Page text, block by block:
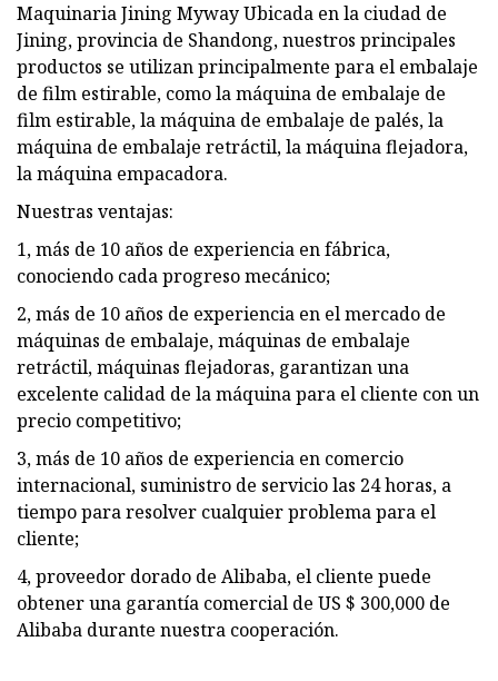
Maquinaria Jining Myway Ubicada en la ciudad de
Jining, provincia de Shandong, nuestros principales
productos se utilizan principalmente para el embalaje
de film estirable, como la máquina de embalaje de
film estirable, la máquina de embalaje de palés, la
máquina de embalaje retráctil, la máquina flejadora,
la máquina empacadora.
Nuestras ventajas:
1, más de 10 años de experiencia en fábrica,
conociendo cada progreso mecánico;
2, más de 10 años de experiencia en el mercado de
máquinas de embalaje, máquinas de embalaje
retráctil, máquinas flejadoras, garantizan una
excelente calidad de la máquina para el cliente con un
precio competitivo;
3, más de 10 años de experiencia en comercio
internacional, suministro de servicio las 24 horas, a
tiempo para resolver cualquier problema para el
cliente;
4, proveedor dorado de Alibaba, el cliente puede
obtener una garantía comercial de US $ 300,000 de
Alibaba durante nuestra cooperación.